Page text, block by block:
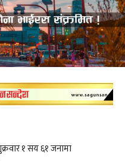
१ सय ६१ जनामा